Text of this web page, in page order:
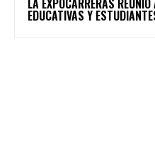
LA EXPOCARRERAS
EDUCATIVAS Y